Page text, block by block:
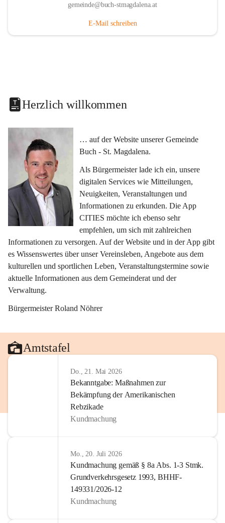
gemeinde@buch-stmagdalena.at
E-Mail schreiben
Herzlich willkommen
… auf der Website unserer Gemeinde
Buch - St. Magdalena.
Als Bürgermeister lade ich ein, unsere
digitalen Services wie Mitteilungen,
Neuigkeiten, Veranstaltungen und
Informationen zu erkunden. Die App
CITIES möchte ich ebenso sehr
empfehlen, um sich mit zahlreichen
Informationen zu versorgen. Auf der Website und in der App gibt
es Wissenswertes über unser Vereinsleben, Angebote aus dem
kulturellen und sportlichen Leben, Veranstaltungstermine sowie
aktuelle Informationen aus dem Gemeinderat und der
Verwaltung.
Bürgermeister Roland Nöhrer
Amtstafel
Do., 21. Mai 2026
Bekanntgabe: Maßnahmen zur
Bekämpfung der Amerikanischen
Rebzikade
Kundmachung
Mo., 20. Juli 2026
Kundmachung gemäß § 8a Abs. 1-3 Stmk.
Grundverkehrsgesetz 1993, BHHF-
149331/2026-12
Kundmachung